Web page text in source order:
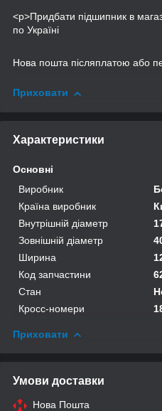
<p>Придбати підшипник в
по Україні
Нова пошта післяплатою або
Приховати
Характеристики
Основні
Виробник
Країна виробник
Внутрішній діаметр
Зовнішній діаметр
Ширина
Код запчастини
Стан
Кросс-номери
Приховати
Умови доставки
Нова Пошта